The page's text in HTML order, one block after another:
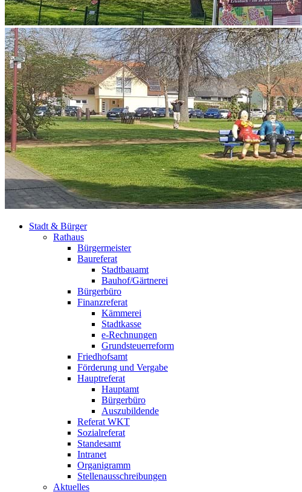
Stadt & Bürger
Rathaus
Bürgermeister
Baureferat
Stadtbauamt
Bauhof/Gärtnerei
Bürgerbüro
Finanzreferat
Kämmerei
Stadtkasse
e-Rechnungen
Grundsteuerreform
Friedhofsamt
Förderung und Vergabe
Hauptreferat
Hauptamt
Bürgerbüro
Auszubildende
Referat WKT
Sozialreferat
Standesamt
Intranet
Organigramm
Stellenausschreibungen
Aktuelles